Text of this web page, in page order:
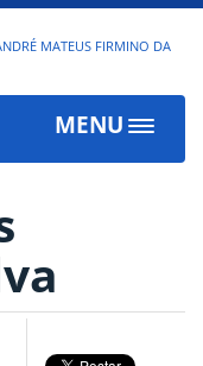
MATEUS FIRMINO DA
MENU
Toggle